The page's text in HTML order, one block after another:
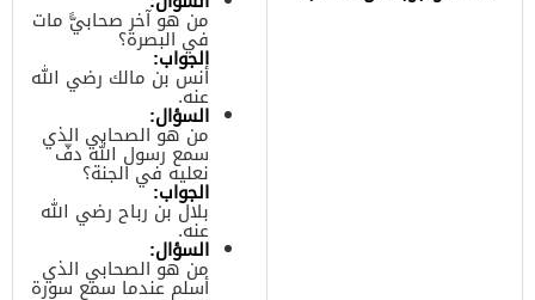
من هو آخر صحابيًّ مات
في البصرة؟
الجواب:
أنس بن مالك رضي الله
عنه.
السؤال:
من هو الصحابي الذي
سمع رسول الله دفّ
نعليه في الجنة؟
الجواب:
بلال بن رباح رضي الله
عنه.
السؤال:
من هو الصحابي الذي
أسلم عندما سمع سورة